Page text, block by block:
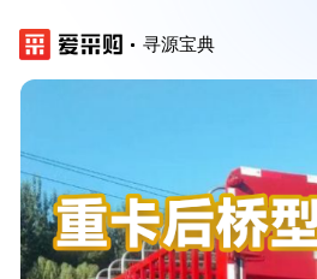
寻源宝典